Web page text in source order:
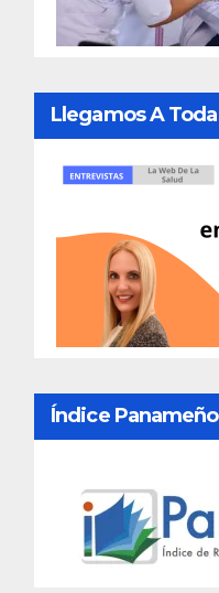
Llegamos A
Índice